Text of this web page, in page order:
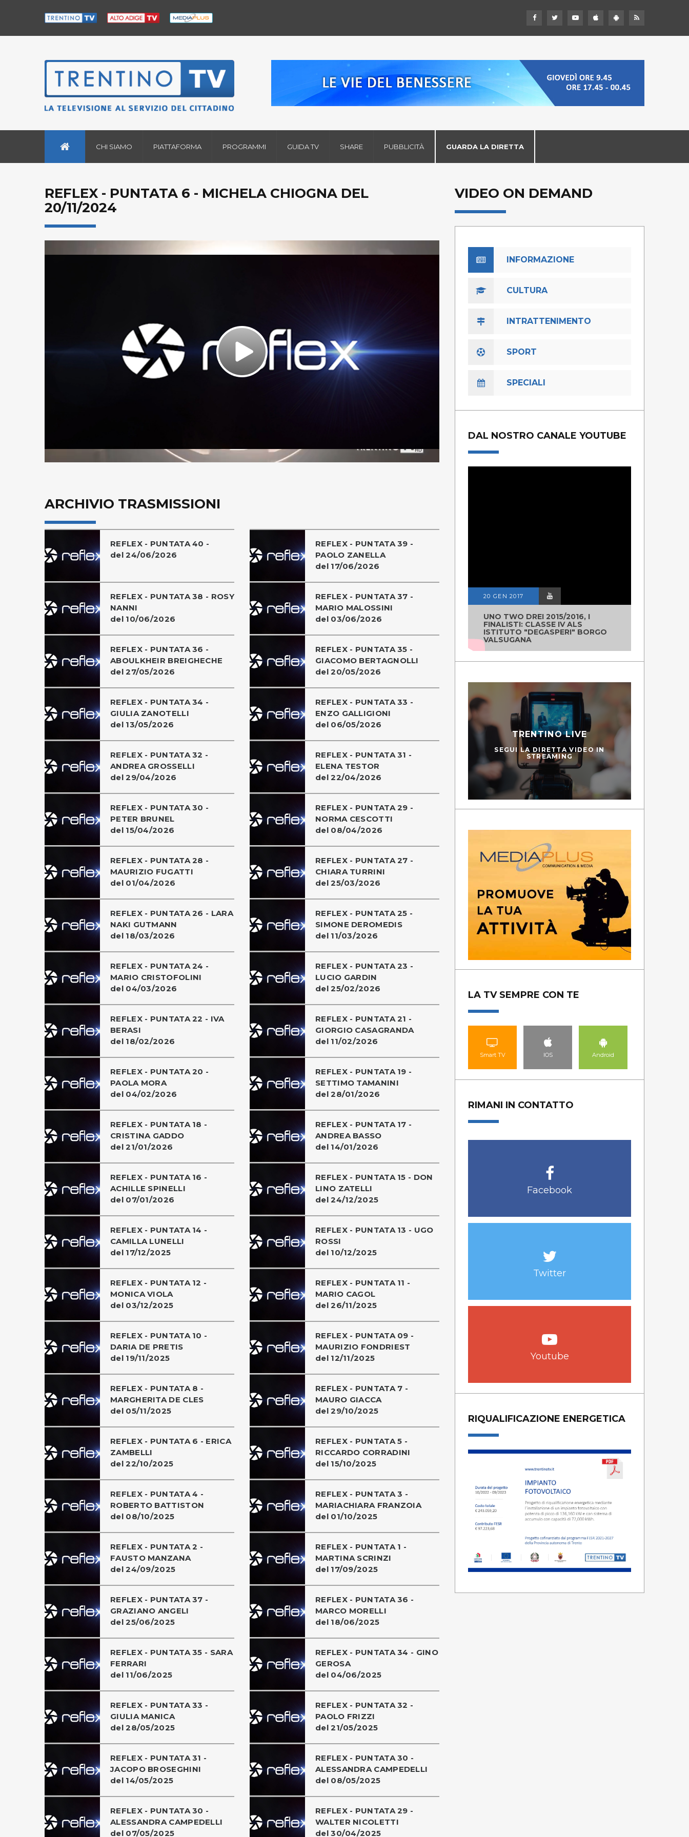
CHI SIAMO PIATTAFORMA PROGRAMMI GUIDA TV SHARE PUBBLICITÀ GUARDA LA DIRETTA
REFLEX - PUNTATA 6 - MICHELA CHIOGNA DEL
20/11/2024
Play
Video
ARCHIVIO TRASMISSIONI
REFLEX - PUNTATA 40 -
del 24/06/2026
REFLEX - PUNTATA 39 -
PAOLO ZANELLA
del 17/06/2026
REFLEX - PUNTATA 38 - ROSY
NANNI
del 10/06/2026
REFLEX - PUNTATA 37 -
MARIO MALOSSINI
del 03/06/2026
REFLEX - PUNTATA 36 -
ABOULKHEIR BREIGHECHE
del 27/05/2026
REFLEX - PUNTATA 35 -
GIACOMO BERTAGNOLLI
del 20/05/2026
REFLEX - PUNTATA 34 -
GIULIA ZANOTELLI
del 13/05/2026
REFLEX - PUNTATA 33 -
ENZO GALLIGIONI
del 06/05/2026
REFLEX - PUNTATA 32 -
ANDREA GROSSELLI
del 29/04/2026
REFLEX - PUNTATA 31 -
ELENA TESTOR
del 22/04/2026
REFLEX - PUNTATA 30 -
PETER BRUNEL
del 15/04/2026
REFLEX - PUNTATA 29 -
NORMA CESCOTTI
del 08/04/2026
REFLEX - PUNTATA 28 -
MAURIZIO FUGATTI
del 01/04/2026
REFLEX - PUNTATA 27 -
CHIARA TURRINI
del 25/03/2026
REFLEX - PUNTATA 26 - LARA
NAKI GUTMANN
del 18/03/2026
REFLEX - PUNTATA 25 -
SIMONE DEROMEDIS
del 11/03/2026
REFLEX - PUNTATA 24 -
MARIO CRISTOFOLINI
del 04/03/2026
REFLEX - PUNTATA 23 -
LUCIO GARDIN
del 25/02/2026
REFLEX - PUNTATA 22 - IVA
BERASI
del 18/02/2026
REFLEX - PUNTATA 21 -
GIORGIO CASAGRANDA
del 11/02/2026
REFLEX - PUNTATA 20 -
PAOLA MORA
del 04/02/2026
REFLEX - PUNTATA 19 -
SETTIMO TAMANINI
del 28/01/2026
REFLEX - PUNTATA 18 -
CRISTINA GADDO
del 21/01/2026
REFLEX - PUNTATA 17 -
ANDREA BASSO
del 14/01/2026
REFLEX - PUNTATA 16 -
ACHILLE SPINELLI
del 07/01/2026
REFLEX - PUNTATA 15 - DON
LINO ZATELLI
del 24/12/2025
REFLEX - PUNTATA 14 -
CAMILLA LUNELLI
del 17/12/2025
REFLEX - PUNTATA 13 - UGO
ROSSI
del 10/12/2025
REFLEX - PUNTATA 12 -
MONICA VIOLA
del 03/12/2025
REFLEX - PUNTATA 11 -
MARIO CAGOL
del 26/11/2025
REFLEX - PUNTATA 10 -
DARIA DE PRETIS
del 19/11/2025
REFLEX - PUNTATA 09 -
MAURIZIO FONDRIEST
del 12/11/2025
REFLEX - PUNTATA 8 -
MARGHERITA DE CLES
del 05/11/2025
REFLEX - PUNTATA 7 -
MAURO GIACCA
del 29/10/2025
REFLEX - PUNTATA 6 - ERICA
ZAMBELLI
del 22/10/2025
REFLEX - PUNTATA 5 -
RICCARDO CORRADINI
del 15/10/2025
REFLEX - PUNTATA 4 -
ROBERTO BATTISTON
del 08/10/2025
REFLEX - PUNTATA 3 -
MARIACHIARA FRANZOIA
del 01/10/2025
REFLEX - PUNTATA 2 -
FAUSTO MANZANA
del 24/09/2025
REFLEX - PUNTATA 1 -
MARTINA SCRINZI
del 17/09/2025
REFLEX - PUNTATA 37 -
GRAZIANO ANGELI
del 25/06/2025
REFLEX - PUNTATA 36 -
MARCO MORELLI
del 18/06/2025
REFLEX - PUNTATA 35 - SARA
FERRARI
del 11/06/2025
REFLEX - PUNTATA 34 - GINO
GEROSA
del 04/06/2025
REFLEX - PUNTATA 33 -
GIULIA MANICA
del 28/05/2025
REFLEX - PUNTATA 32 -
PAOLO FRIZZI
del 21/05/2025
REFLEX - PUNTATA 31 -
JACOPO BROSEGHINI
del 14/05/2025
REFLEX - PUNTATA 30 -
ALESSANDRA CAMPEDELLI
del 08/05/2025
REFLEX - PUNTATA 30 -
ALESSANDRA CAMPEDELLI
del 07/05/2025
REFLEX - PUNTATA 29 -
WALTER NICOLETTI
del 30/04/2025
VIDEO ON DEMAND
INFORMAZIONE
CULTURA
INTRATTENIMENTO
SPORT
SPECIALI
DAL NOSTRO CANALE YOUTUBE
20 GEN 2017
UNO TWO DREI 2015/2016, I
FINALISTI: CLASSE IV ALS
ISTITUTO "DEGASPERI" BORGO
VALSUGANA
TRENTINO LIVE
SEGUI LA DIRETTA VIDEO IN
STREAMING
LA TV SEMPRE CON TE
Smart TV IOS Android
RIMANI IN CONTATTO
Facebook
Twitter
Youtube
RIQUALIFICAZIONE ENERGETICA